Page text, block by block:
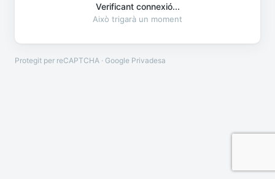
Verificant connexió...
Això trigarà un moment
Protegit per reCAPTCHA · Google Privadesa